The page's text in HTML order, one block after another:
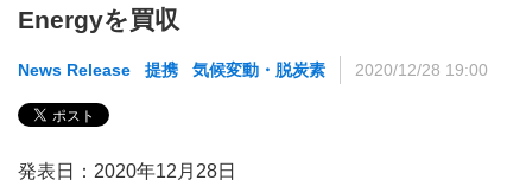
Energyを買収
News Release 提携 気候変動・脱炭素 2020/12/28 19:00
発表日：2020年12月28日